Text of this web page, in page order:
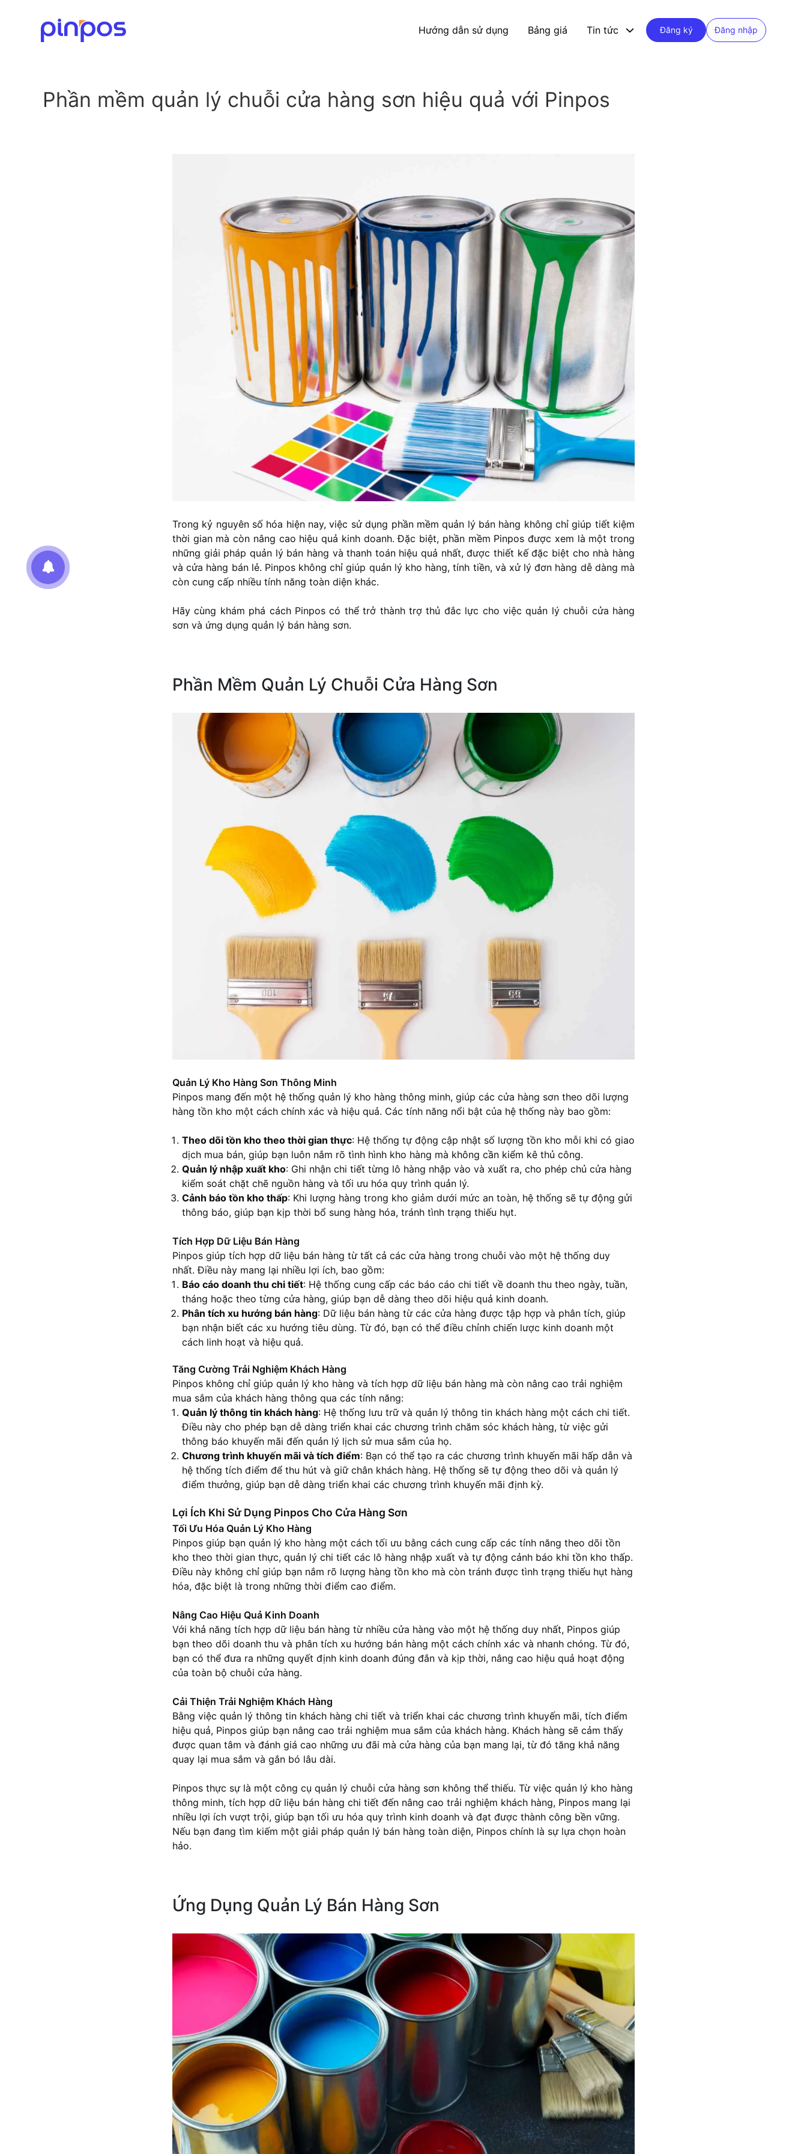
Hướng dẫn sử dụng Bảng giá Tin tức Đăng ký Đăng nhập
Phần mềm quản lý chuỗi cửa hàng sơn hiệu quả với Pinpos
Trong kỷ nguyên số hóa hiện nay, việc sử dụng phần mềm quản lý bán hàng không chỉ giúp tiết kiệm
thời gian mà còn nâng cao hiệu quả kinh doanh. Đặc biệt, phần mềm Pinpos được xem là một trong
những giải pháp quản lý bán hàng và thanh toán hiệu quả nhất, được thiết kế đặc biệt cho nhà hàng
và cửa hàng bán lẻ. Pinpos không chỉ giúp quản lý kho hàng, tính tiền, và xử lý đơn hàng dễ dàng mà
còn cung cấp nhiều tính năng toàn diện khác.
Hãy cùng khám phá cách Pinpos có thể trở thành trợ thủ đắc lực cho việc quản lý chuỗi cửa hàng
sơn và ứng dụng quản lý bán hàng sơn.
Phần Mềm Quản Lý Chuỗi Cửa Hàng Sơn
Quản Lý Kho Hàng Sơn Thông Minh
Pinpos mang đến một hệ thống quản lý kho hàng thông minh, giúp các cửa hàng sơn theo dõi lượng
hàng tồn kho một cách chính xác và hiệu quả. Các tính năng nổi bật của hệ thống này bao gồm:
Theo dõi tồn kho theo thời gian thực: Hệ thống tự động cập nhật số lượng tồn kho mỗi khi có giao
dịch mua bán, giúp bạn luôn nắm rõ tình hình kho hàng mà không cần kiểm kê thủ công.
Quản lý nhập xuất kho: Ghi nhận chi tiết từng lô hàng nhập vào và xuất ra, cho phép chủ cửa hàng
kiểm soát chặt chẽ nguồn hàng và tối ưu hóa quy trình quản lý.
Cảnh báo tồn kho thấp: Khi lượng hàng trong kho giảm dưới mức an toàn, hệ thống sẽ tự động gửi
thông báo, giúp bạn kịp thời bổ sung hàng hóa, tránh tình trạng thiếu hụt.
Tích Hợp Dữ Liệu Bán Hàng
Pinpos giúp tích hợp dữ liệu bán hàng từ tất cả các cửa hàng trong chuỗi vào một hệ thống duy
nhất. Điều này mang lại nhiều lợi ích, bao gồm:
Báo cáo doanh thu chi tiết: Hệ thống cung cấp các báo cáo chi tiết về doanh thu theo ngày, tuần,
tháng hoặc theo từng cửa hàng, giúp bạn dễ dàng theo dõi hiệu quả kinh doanh.
Phân tích xu hướng bán hàng: Dữ liệu bán hàng từ các cửa hàng được tập hợp và phân tích, giúp
bạn nhận biết các xu hướng tiêu dùng. Từ đó, bạn có thể điều chỉnh chiến lược kinh doanh một
cách linh hoạt và hiệu quả.
Tăng Cường Trải Nghiệm Khách Hàng
Pinpos không chỉ giúp quản lý kho hàng và tích hợp dữ liệu bán hàng mà còn nâng cao trải nghiệm
mua sắm của khách hàng thông qua các tính năng:
Quản lý thông tin khách hàng: Hệ thống lưu trữ và quản lý thông tin khách hàng một cách chi tiết.
Điều này cho phép bạn dễ dàng triển khai các chương trình chăm sóc khách hàng, từ việc gửi
thông báo khuyến mãi đến quản lý lịch sử mua sắm của họ.
Chương trình khuyến mãi và tích điểm: Bạn có thể tạo ra các chương trình khuyến mãi hấp dẫn và
hệ thống tích điểm để thu hút và giữ chân khách hàng. Hệ thống sẽ tự động theo dõi và quản lý
điểm thưởng, giúp bạn dễ dàng triển khai các chương trình khuyến mãi định kỳ.
Lợi Ích Khi Sử Dụng Pinpos Cho Cửa Hàng Sơn
Tối Ưu Hóa Quản Lý Kho Hàng
Pinpos giúp bạn quản lý kho hàng một cách tối ưu bằng cách cung cấp các tính năng theo dõi tồn
kho theo thời gian thực, quản lý chi tiết các lô hàng nhập xuất và tự động cảnh báo khi tồn kho thấp.
Điều này không chỉ giúp bạn nắm rõ lượng hàng tồn kho mà còn tránh được tình trạng thiếu hụt hàng
hóa, đặc biệt là trong những thời điểm cao điểm.
Nâng Cao Hiệu Quả Kinh Doanh
Với khả năng tích hợp dữ liệu bán hàng từ nhiều cửa hàng vào một hệ thống duy nhất, Pinpos giúp
bạn theo dõi doanh thu và phân tích xu hướng bán hàng một cách chính xác và nhanh chóng. Từ đó,
bạn có thể đưa ra những quyết định kinh doanh đúng đắn và kịp thời, nâng cao hiệu quả hoạt động
của toàn bộ chuỗi cửa hàng.
Cải Thiện Trải Nghiệm Khách Hàng
Bằng việc quản lý thông tin khách hàng chi tiết và triển khai các chương trình khuyến mãi, tích điểm
hiệu quả, Pinpos giúp bạn nâng cao trải nghiệm mua sắm của khách hàng. Khách hàng sẽ cảm thấy
được quan tâm và đánh giá cao những ưu đãi mà cửa hàng của bạn mang lại, từ đó tăng khả năng
quay lại mua sắm và gắn bó lâu dài.
Pinpos thực sự là một công cụ quản lý chuỗi cửa hàng sơn không thể thiếu. Từ việc quản lý kho hàng
thông minh, tích hợp dữ liệu bán hàng chi tiết đến nâng cao trải nghiệm khách hàng, Pinpos mang lại
nhiều lợi ích vượt trội, giúp bạn tối ưu hóa quy trình kinh doanh và đạt được thành công bền vững.
Nếu bạn đang tìm kiếm một giải pháp quản lý bán hàng toàn diện, Pinpos chính là sự lựa chọn hoàn
hảo.
Ứng Dụng Quản Lý Bán Hàng Sơn